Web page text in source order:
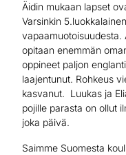
Äidin mukaan lapset
Varsinkin
vapaamuotoisuudesta.
opitaan enemmän
oppineet paljon
laajentunut. Rohkeus
kasvanut. Luukas ja
pojille parasta on ollut
joka päivä.
Saimme Suomesta